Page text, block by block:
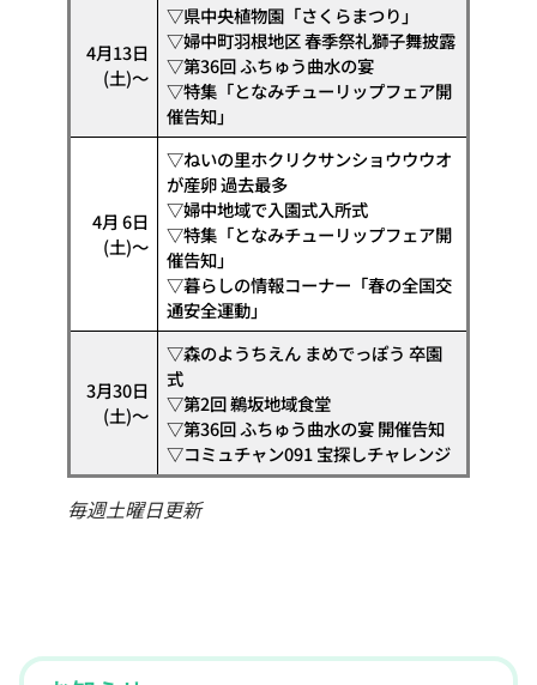
4月13日
(土)～
▽県中央植物園「さくらまつり」
▽婦中町羽根地区 春季祭礼獅子舞披露
▽第36回 ふちゅう曲水の宴
▽特集「となみチューリップフェア開
催告知」
4月 6日
(土)～
▽ねいの里ホクリクサンショウウウオ
が産卵 過去最多
▽婦中地域で入園式入所式
▽特集「となみチューリップフェア開
催告知」
▽暮らしの情報コーナー「春の全国交
通安全運動」
3月30日
(土)～
▽森のようちえん まめでっぽう 卒園
式
▽第2回 鵜坂地域食堂
▽第36回 ふちゅう曲水の宴 開催告知
▽コミュチャン091 宝探しチャレンジ
毎週土曜日更新